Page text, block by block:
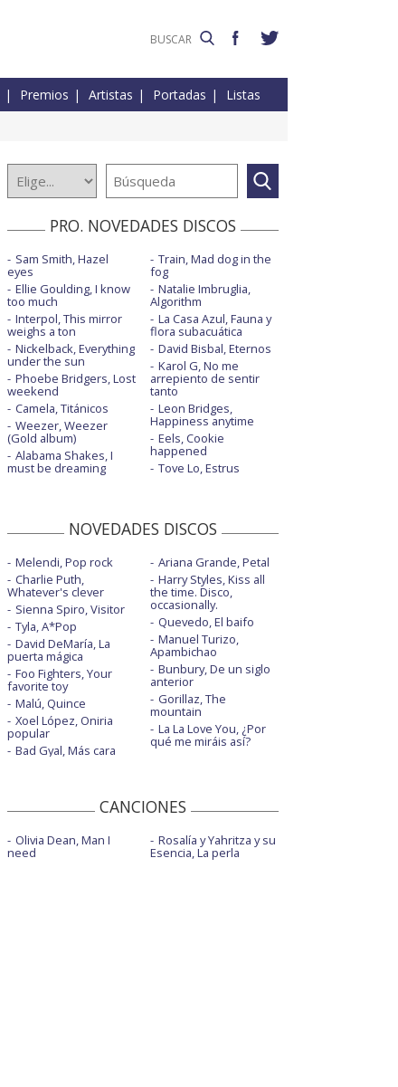
Premios Artistas Portadas Listas
PRO. NOVEDADES DISCOS
Sam Smith, Hazel
eyes
Ellie Goulding, I know
too much
Interpol, This mirror
weighs a ton
Nickelback, Everything
under the sun
Phoebe Bridgers, Lost
weekend
Camela, Titánicos
Weezer, Weezer
(Gold album)
Alabama Shakes, I
must be dreaming
Train, Mad dog in the
fog
Natalie Imbruglia,
Algorithm
La Casa Azul, Fauna y
flora subacuática
David Bisbal, Eternos
Karol G, No me
arrepiento de sentir
tanto
Leon Bridges,
Happiness anytime
Eels, Cookie
happened
Tove Lo, Estrus
NOVEDADES DISCOS
Melendi, Pop rock
Charlie Puth,
Whatever's clever
Sienna Spiro, Visitor
Tyla, A*Pop
David DeMaría, La
puerta mágica
Foo Fighters, Your
favorite toy
Malú, Quince
Xoel López, Oniria
popular
Bad Gyal, Más cara
Ariana Grande, Petal
Harry Styles, Kiss all
the time. Disco,
occasionally.
Quevedo, El baifo
Manuel Turizo,
Apambichao
Bunbury, De un siglo
anterior
Gorillaz, The
mountain
La La Love You, ¿Por
qué me miráis así?
CANCIONES
Olivia Dean, Man I
need
Rosalía y Yahritza y su
Esencia, La perla